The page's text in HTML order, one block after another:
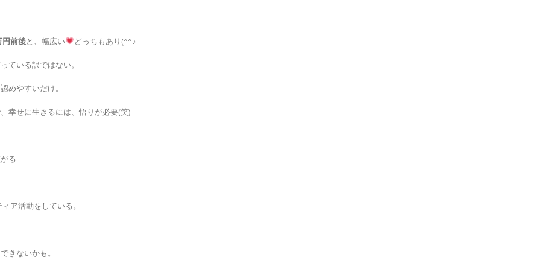
円前後と、幅広い どっちもあり(^^♪
ている訳ではない。
めやすいだけ。
幸せに生きるには、悟りが必要(笑)
る
ア活動をしている。
きないかも。